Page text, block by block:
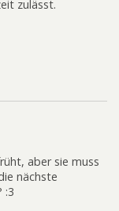
zulässt.
aber sie muss
nächste
:3